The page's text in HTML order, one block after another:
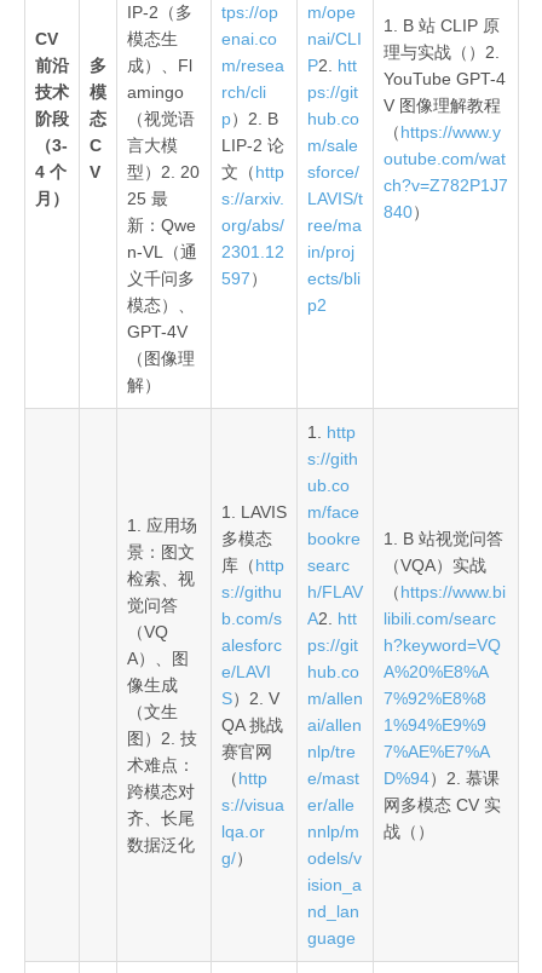
CV
前沿
技术
阶段
（3-
4 个
月）
多
模
态
C
V
IP-2（多
模态生
成）、Fl
amingo
（视觉语
言大模
型）2. 20
25 最
新：Qwe
n-VL（通
义千问多
模态）、
GPT-4V
（图像理
解）
tps://op
enai.co
m/resea
rch/cli
p）2. B
LIP-2 论
文（http
s://arxiv.
org/abs/
2301.12
597）
m/ope
nai/CLI
P2. htt
ps://git
hub.co
m/sale
sforce/
LAVIS/t
ree/ma
in/proj
ects/bli
p2
1. B 站 CLIP 原
理与实战（）2.
YouTube GPT-4
V 图像理解教程
（https://www.y
outube.com/wat
ch?v=Z782P1J7
840）
1. 应用场
景：图文
检索、视
觉问答
（VQ
A）、图
像生成
（文生
图）2. 技
术难点：
跨模态对
齐、长尾
数据泛化
1. LAVIS
多模态
库（http
s://githu
b.com/s
alesforc
e/LAVI
S）2. V
QA 挑战
赛官网
（http
s://visua
lqa.or
g/）
1. http
s://gith
ub.co
m/face
bookre
searc
h/FLAV
A2. htt
ps://git
hub.co
m/allen
ai/allen
nlp/tre
e/mast
er/alle
nnlp/m
odels/v
ision_a
nd_lan
guage
1. B 站视觉问答
（VQA）实战
（https://www.bi
libili.com/searc
h?keyword=VQ
A%20%E8%A
7%92%E8%8
1%94%E9%9
7%AE%E7%A
D%94）2. 慕课
网多模态 CV 实
战（）